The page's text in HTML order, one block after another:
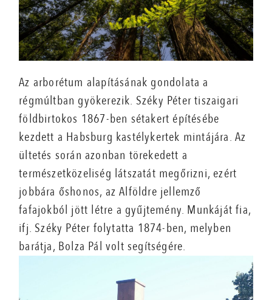
Az arborétum alapításának gondolata a
régmúltban gyökerezik. Széky Péter tiszaigari
földbirtokos 1867-ben sétakert építésébe
kezdett a Habsburg kastélykertek mintájára. Az
ültetés során azonban törekedett a
természetközeliség látszatát megőrizni, ezért
jobbára őshonos, az Alföldre jellemző
fafajokból jött létre a gyűjtemény. Munkáját fia,
ifj. Széky Péter folytatta 1874-ben, melyben
barátja, Bolza Pál volt segítségére.